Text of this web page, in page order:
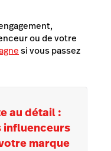
ou de votre
si vous passez
au détail :
influenceurs
marque